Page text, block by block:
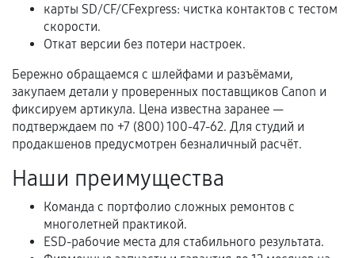
Когда гарантия не действует
Нарушение правил эксплуатации,
механические повреждения, попадание влаги,
перегрев, коррозия.
Самостоятельный ремонт или вмешательство
третьих лиц.
предусмотрено отдельно.
Обращение после окончания гарантийного
срока.
Программные сбои, если это не указано в
карты SD/CF/CFexpress: чистка контактов с тестом
скорости.
Откат версии без потери настроек.
Бережно обращаемся с шлейфами и разъёмами,
закупаем детали у проверенных поставщиков Canon и
фиксируем артикула. Цена известна заранее —
подтверждаем по +7 (800) 100-47-62. Для студий и
продакшенов предусмотрен безналичный расчёт.
Наши преимущества
Команда с портфолио сложных ремонтов с
многолетней практикой.
ESD-рабочие места для стабильного результата.